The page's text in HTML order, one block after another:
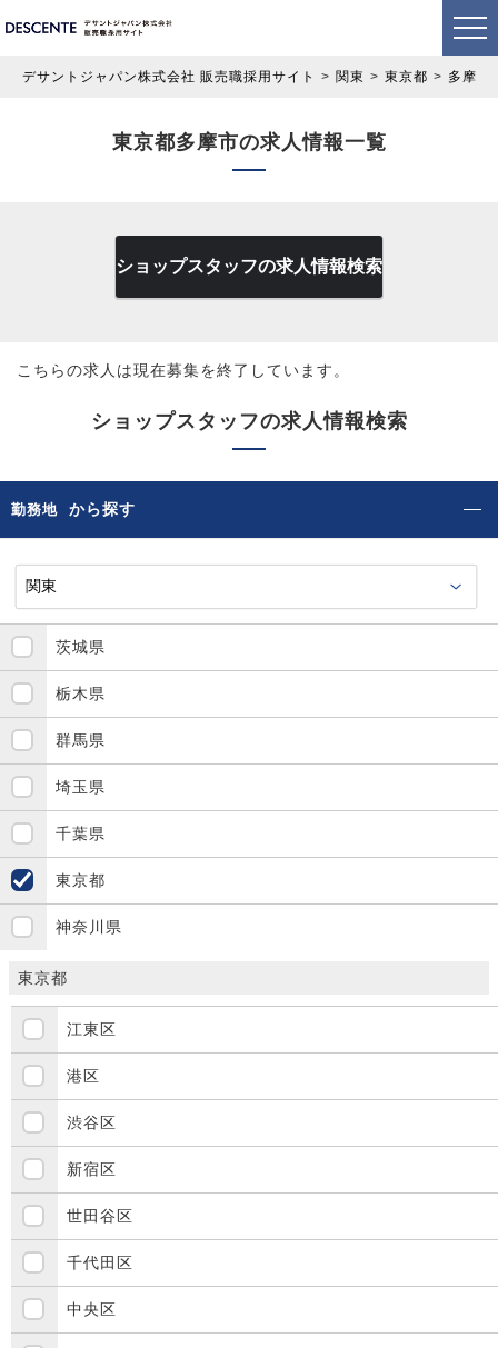
デサントジャパン株式会社 販売職採用サイト 関東 東京都 多摩市
東京都多摩市の求人情報一覧
ショップスタッフの求人情報検索
こちらの求人は現在募集を終了しています。
ショップスタッフの求人情報検索
勤務地 から探す
茨城県
栃木県
群馬県
埼玉県
千葉県
東京都
神奈川県
東京都
江東区
港区
渋谷区
新宿区
世田谷区
千代田区
中央区